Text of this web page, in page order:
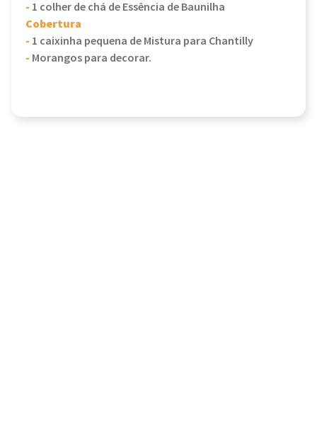
- 1 colher de chá de Essência de Baunilha
Cobertura
- 1 caixinha pequena de Mistura para Chantilly
- Morangos para decorar.